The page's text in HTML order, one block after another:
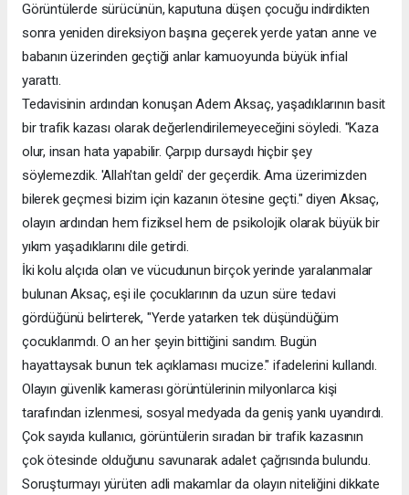
Görüntülerde sürücünün, kaputuna düşen çocuğu indirdikten
sonra yeniden direksiyon başına geçerek yerde yatan anne ve
babanın üzerinden geçtiği anlar kamuoyunda büyük infial
yarattı.
Tedavisinin ardından konuşan Adem Aksaç, yaşadıklarının basit
bir trafik kazası olarak değerlendirilemeyeceğini söyledi. "Kaza
olur, insan hata yapabilir. Çarpıp dursaydı hiçbir şey
söylemezdik. 'Allah'tan geldi' der geçerdik. Ama üzerimizden
bilerek geçmesi bizim için kazanın ötesine geçti." diyen Aksaç,
olayın ardından hem fiziksel hem de psikolojik olarak büyük bir
yıkım yaşadıklarını dile getirdi.
İki kolu alçıda olan ve vücudunun birçok yerinde yaralanmalar
bulunan Aksaç, eşi ile çocuklarının da uzun süre tedavi
gördüğünü belirterek, "Yerde yatarken tek düşündüğüm
çocuklarımdı. O an her şeyin bittiğini sandım. Bugün
hayattaysak bunun tek açıklaması mucize." ifadelerini kullandı.
Olayın güvenlik kamerası görüntülerinin milyonlarca kişi
tarafından izlenmesi, sosyal medyada da geniş yankı uyandırdı.
Çok sayıda kullanıcı, görüntülerin sıradan bir trafik kazasının
çok ötesinde olduğunu savunarak adalet çağrısında bulundu.
Soruşturmayı yürüten adli makamlar da olayın niteliğini dikkate